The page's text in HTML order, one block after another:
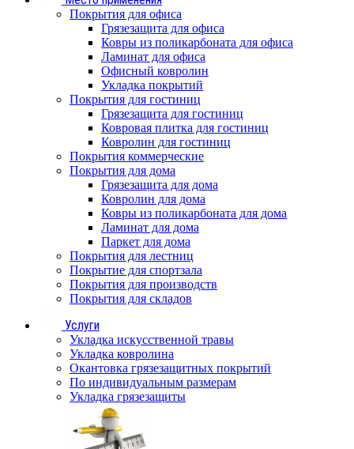
Покрытия для офиса
Грязезащита для офиса
Ковры из поликарбоната для офиса
Ламинат для офиса
Офисный ковролин
Укладка покрытий
Покрытия для гостиниц
Грязезащита для гостиниц
Ковровая плитка для гостиниц
Ковролин для гостиниц
Покрытия коммерческие
Покрытия для дома
Грязезащита для дома
Ковролин для дома
Ковры из поликарбоната для дома
Ламинат для дома
Паркет для дома
Покрытия для лестниц
Покрытие для спортзала
Покрытия для производств
Покрытия для складов
Услуги
Укладка искусственной травы
Укладка ковролина
Окантовка грязезащитных покрытий
По индивидуальным размерам
Укладка грязезащиты